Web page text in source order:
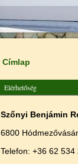
Jelenlegi hely
Címlap
Elérhetőség
Szőnyi Benjámin
6800
Telefon: +36 62 534